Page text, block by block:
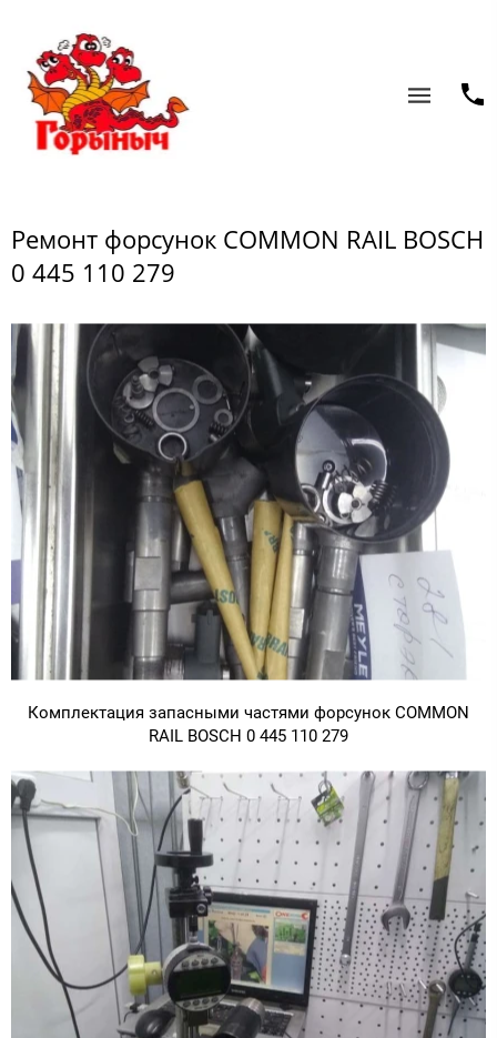
Ремонт форсунок COMMON RAIL BOSCH
0 445 110 279
Комплектация запасными частями форсунок COMMON
RAIL BOSCH 0 445 110 279